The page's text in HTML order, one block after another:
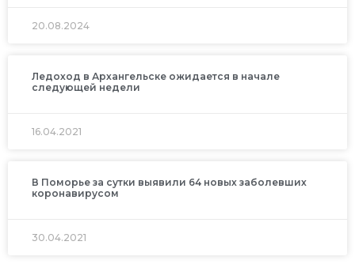
20.08.2024
Ледоход в Архангельске ожидается в начале
следующей недели
16.04.2021
В Поморье за сутки выявили 64 новых заболевших
коронавирусом
30.04.2021